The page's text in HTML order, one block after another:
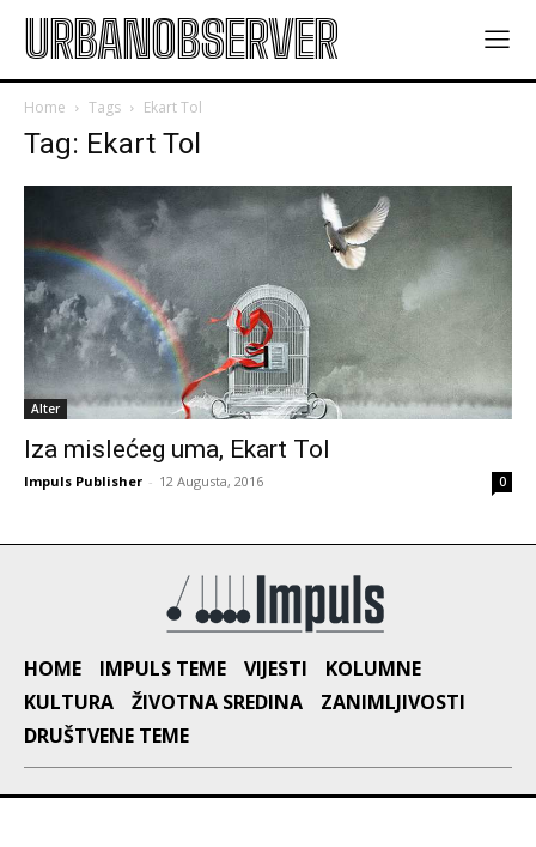
URBANOBSERVER
Home Tags Ekart Tol
Tag: Ekart Tol
Alter
Iza mislećeg uma, Ekart Tol
Impuls Publisher - 12 Augusta, 2016 0
HOME IMPULS TEME VIJESTI
KOLUMNE
KULTURA
ŽIVOTNA SREDINA
ZANIMLJIVOSTI
DRUŠTVENE TEME